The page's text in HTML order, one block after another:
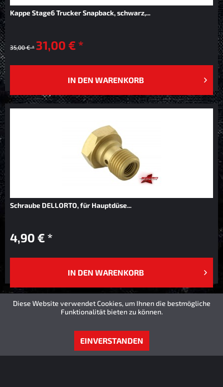
Kappe Stage6 Trucker Snapback, schwarz,...
35,00 € * 31,00 € *
IN DEN WARENKORB
Schraube DELLORTO, für Hauptdüse...
4,90 € *
IN DEN WARENKORB
Diese Website verwendet Cookies, um Ihnen die bestmögliche
Funktionalität bieten zu können.
EINVERSTANDEN